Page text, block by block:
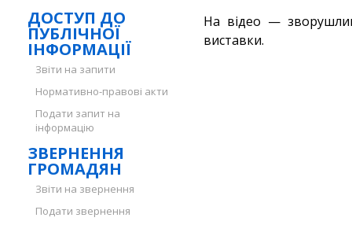
ДОСТУП ДО
ПУБЛІЧНОЇ
ІНФОРМАЦІЇ
Звіти на запити
Нормативно-правові акти
Подати запит на
інформацію
ЗВЕРНЕННЯ
ГРОМАДЯН
Звіти на звернення
Подати звернення
На відео —
виставки.